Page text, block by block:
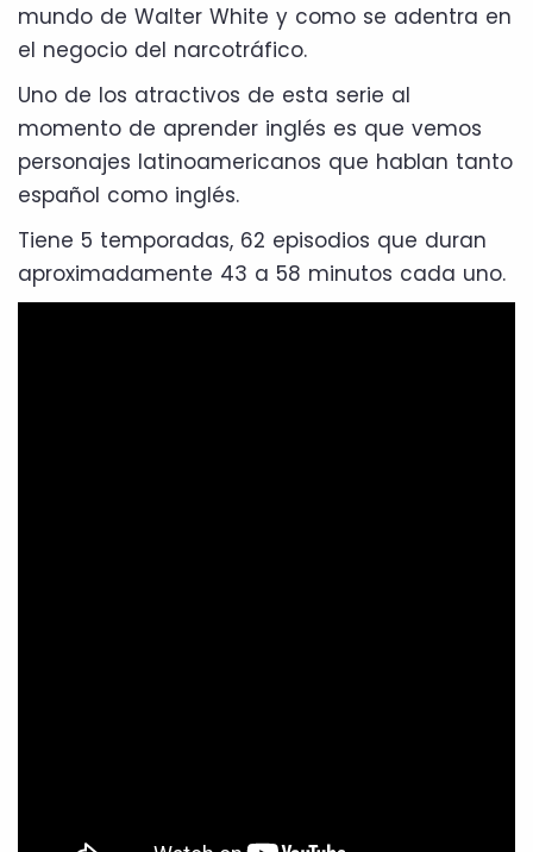
mundo de Walter White y como se adentra en
el negocio del narcotráfico.
Uno de los atractivos de esta serie al
momento de aprender inglés es que vemos
personajes latinoamericanos que hablan tanto
español como inglés.
Tiene 5 temporadas, 62 episodios que duran
aproximadamente 43 a 58 minutos cada uno.